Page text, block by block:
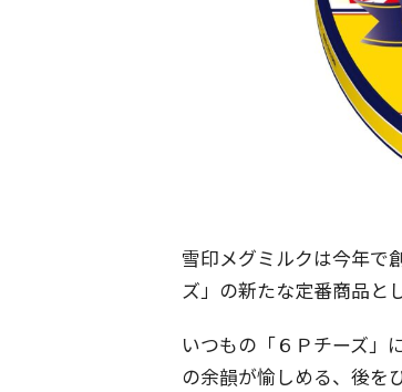
雪印メグミルクは今年で
ズ」の新たな定番商品と
いつもの「６Ｐチーズ」
の余韻が愉しめる、後を